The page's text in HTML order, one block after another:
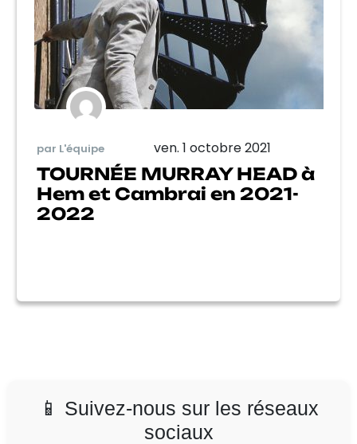
par L'équipe ven. 1 octobre 2021
TOURNÉE MURRAY HEAD à
Hem et Cambrai en 2021-
2022
📱 Suivez-nous sur les réseaux
sociaux